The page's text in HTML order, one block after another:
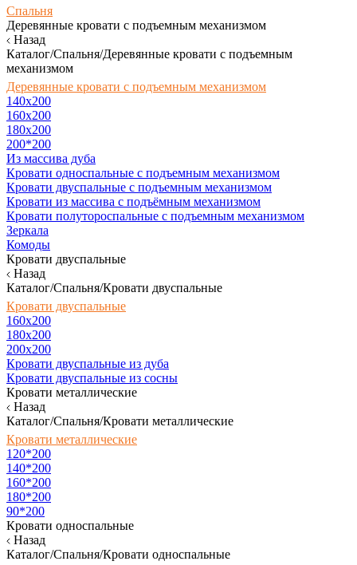
Спальня
Деревянные кровати с подъемным механизмом
Назад
Каталог/Спальня/Деревянные кровати с подъемным
механизмом
Деревянные кровати с подъемным механизмом
140x200
160х200
180х200
200*200
Из массива дуба
Кровати односпальные с подъемным механизмом
Кровати двуспальные с подъемным механизмом
Кровати из массива с подъёмным механизмом
Кровати полутороспальные с подъемным механизмом
Зеркала
Комоды
Кровати двуспальные
Назад
Каталог/Спальня/Кровати двуспальные
Кровати двуспальные
160х200
180x200
200x200
Кровати двуспальные из дуба
Кровати двуспальные из сосны
Кровати металлические
Назад
Каталог/Спальня/Кровати металлические
Кровати металлические
120*200
140*200
160*200
180*200
90*200
Кровати односпальные
Назад
Каталог/Спальня/Кровати односпальные